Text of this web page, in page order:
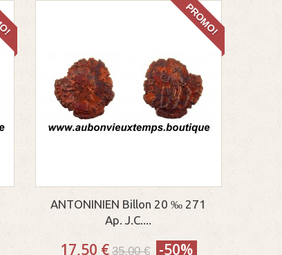
PROMO!
ANTONINIEN Billon 20 ‰ 271
Ap. J.C....
17,50 € 35,00 € -50%